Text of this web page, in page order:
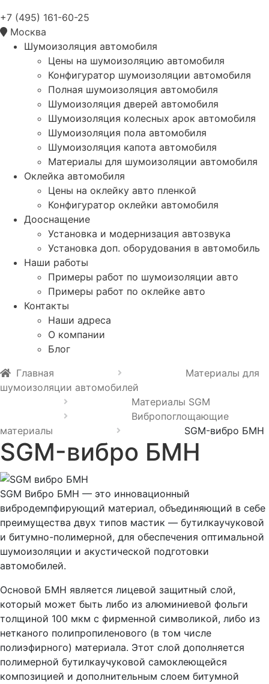
+7 (495) 161-60-25
Москва
Шумоизоляция автомобиля
Цены на шумоизоляцию автомобиля
Конфигуратор шумоизоляции автомобиля
Полная шумоизоляция автомобиля
Шумоизоляция дверей автомобиля
Шумоизоляция колесных арок автомобиля
Шумоизоляция пола автомобиля
Шумоизоляция капота автомобиля
Материалы для шумоизоляции автомобиля
Оклейка автомобиля
Цены на оклейку авто пленкой
Конфигуратор оклейки автомобиля
Дооснащение
Установка и модернизация автозвука
Установка доп. оборудования в автомобиль
Наши работы
Примеры работ по шумоизоляции авто
Примеры работ по оклейке авто
Контакты
Наши адреса
О компании
Блог
Главная
Материалы для
шумоизоляции автомобилей
Материалы SGM
Вибропоглощающие
материалы
SGM-вибро БМН
SGM-вибро БМН
SGM Вибро БМН — это инновационный
вибродемпфирующий материал, объединяющий в себе
преимущества двух типов мастик — бутилкаучуковой
и битумно-полимерной, для обеспечения оптимальной
шумоизоляции и акустической подготовки
автомобилей.
Основой БМН является лицевой защитный слой,
который может быть либо из алюминиевой фольги
толщиной 100 мкм с фирменной символикой, либо из
нетканого полипропиленового (в том числе
полиэфирного) материала. Этот слой дополняется
полимерной бутилкаучуковой самоклеющейся
композицией и дополнительным слоем битумной